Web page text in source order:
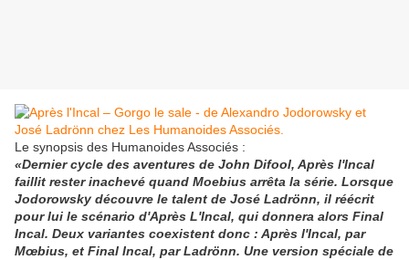
Le synopsis des Humanoides Associés :
«Dernier cycle des aventures de John Difool, Après l'Incal
faillit rester inachevé quand Moebius arrêta la série. Lorsque
Jodorowsky découvre le talent de José Ladrönn, il réécrit
pour lui le scénario d'Après L'Incal, qui donnera alors Final
Incal. Deux variantes coexistent donc : Après l'Incal, par
Mœbius, et Final Incal, par Ladrönn. Une version spéciale de